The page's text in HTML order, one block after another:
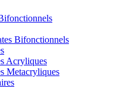
Bifonctionnels
Acryliques
Metacryliques